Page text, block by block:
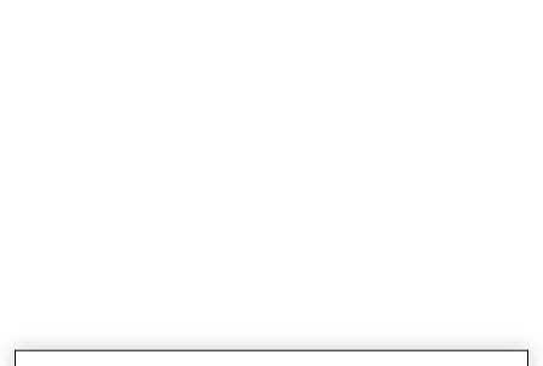
КОМЕРЦИЈАЛНИ РЕШЕНИЈА
РЕШЕНИЈА ЗА КОМЕРЦИЈАЛНИ ЗГРАДИ